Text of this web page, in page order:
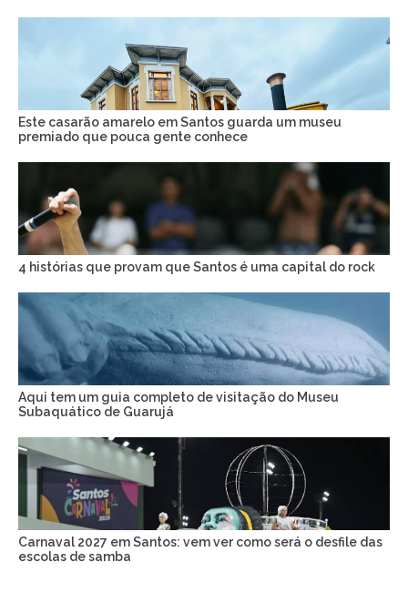
Este casarão amarelo em Santos guarda um museu
premiado que pouca gente conhece
4 histórias que provam que Santos é uma capital do rock
Aqui tem um guia completo de visitação do Museu
Subaquático de Guarujá
Carnaval 2027 em Santos: vem ver como será o desfile das
escolas de samba